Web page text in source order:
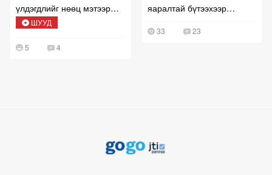
үлдэгдлийг нөөц мэтээр
мэдээлэх нь буруу
ШУУД
5 4
яаралтай бүтээхээр
33 23